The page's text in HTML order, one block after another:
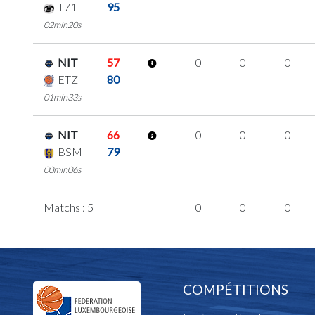
T71 95
02min20s
NIT
57
ETZ
80
01min33s
0 0 0
NIT
66
BSM
79
00min06s
0 0 0
Matchs : 5 0 0 0
COMPÉTITIONS